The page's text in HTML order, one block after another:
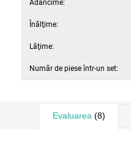
Adâncime:
Înălţime:
Lăţime:
Număr de piese într-un set:
Evaluarea (8)